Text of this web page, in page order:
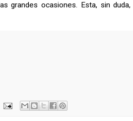
grandes ocasiones. Esta, sin duda,